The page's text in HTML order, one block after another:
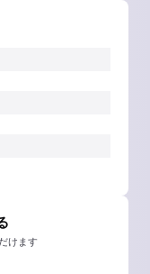
けます